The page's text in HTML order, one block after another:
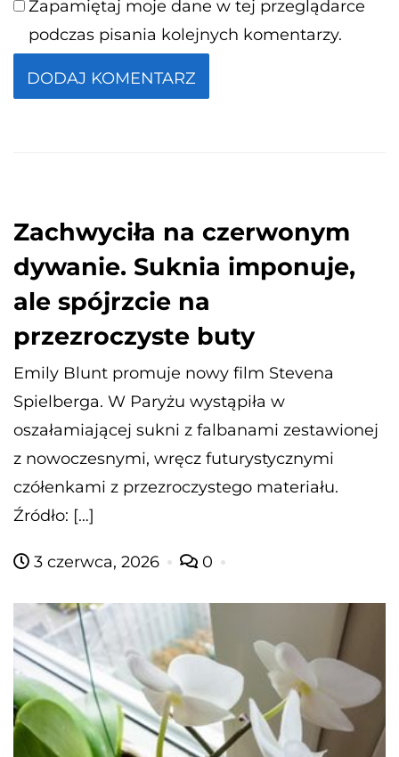
Zapamiętaj moje dane w tej przeglądarce
podczas pisania kolejnych komentarzy.
Zachwyciła na czerwonym
dywanie. Suknia imponuje,
ale spójrzcie na
przezroczyste buty
Emily Blunt promuje nowy film Stevena
Spielberga. W Paryżu wystąpiła w
oszałamiającej sukni z falbanami zestawionej
z nowoczesnymi, wręcz futurystycznymi
czółenkami z przezroczystego materiału.
Źródło: […]
3 czerwca, 2026 0